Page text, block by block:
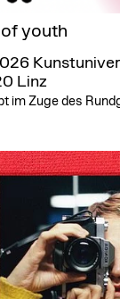
youth
Linz
im Zuge des